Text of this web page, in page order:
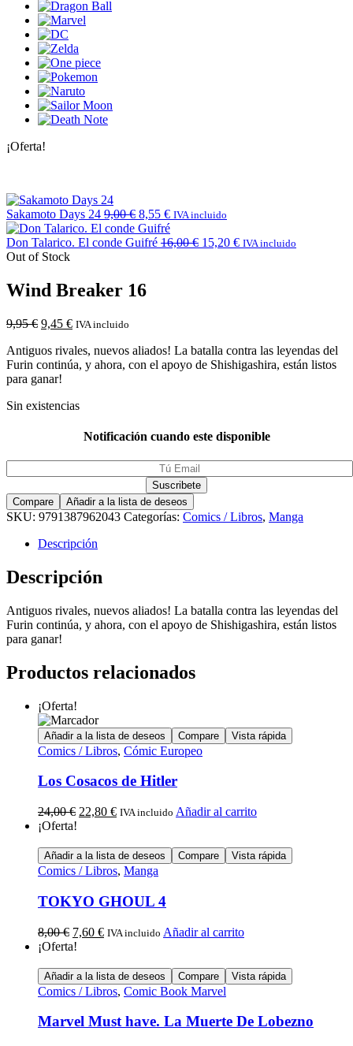
¡Oferta!
Sakamoto Days 24 9,00€ 8,55 € IVA incluido
Don Talarico. El conde Guifré 16,00€ 15,20 € IVA incluido
Out of Stock
Wind Breaker 16
9,95€ 9,45 € IVA incluido
Antiguos rivales, nuevos aliados! La batalla contra las leyendas del
Furin continúa, y ahora, con el apoyo de Shishigashira, están listos
para ganar!
Sin existencias
Notificación cuando este disponible
Compare Añadir a la lista de deseos
SKU: 9791387962043 Categorías: Comics / Libros, Manga
Descripción
Descripción
Antiguos rivales, nuevos aliados! La batalla contra las leyendas del
Furin continúa, y ahora, con el apoyo de Shishigashira, están listos
para ganar!
Productos relacionados
¡Oferta!
Añadir a la lista de deseos Compare Vista rápida
Comics / Libros, Cómic Europeo
Los Cosacos de Hitler
24,00€ 22,80 € IVA incluido Añadir al carrito
¡Oferta!
Añadir a la lista de deseos Compare Vista rápida
Comics / Libros, Manga
TOKYO GHOUL 4
8,00€ 7,60 € IVA incluido Añadir al carrito
¡Oferta!
Añadir a la lista de deseos Compare Vista rápida
Comics / Libros, Comic Book Marvel
Marvel Must have. La Muerte De Lobezno